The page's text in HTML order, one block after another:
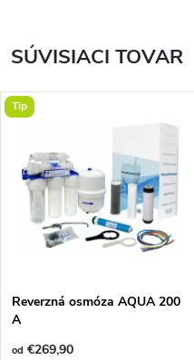
SÚVISIACI TOVAR
Tip
Reverzná osmóza AQUA 200
A
od €269,90